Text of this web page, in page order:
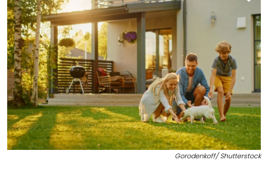
Gorodenkoff/ Shutterstock